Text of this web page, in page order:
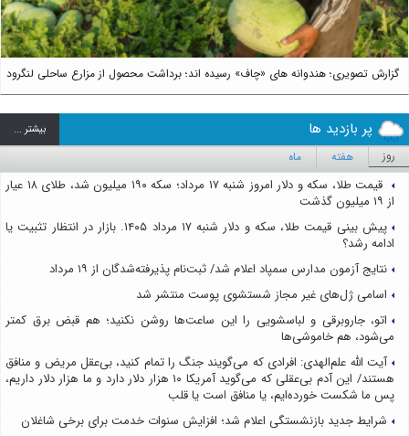
گزارش تصویری؛ هندوانه های «چاف» رسیده اند؛ برداشت محصول از مزارع ساحلی لنگرود
پر بازدید ها بيشتر ...
روز هفته ماه
قیمت طلا، سکه و دلار امروز شنبه ۱۷ مرداد؛ سکه ۱۹۰ میلیون شد، طلای ۱۸ عیار
از ۱۹ میلیون گذشت
پیش بینی قیمت طلا، سکه و دلار شنبه ۱۷ مرداد ۱۴۰۵. بازار در انتظار تثبیت یا
ادامه رشد؟
نتایج آزمون مدارس سمپاد اعلام شد/ ثبت‌نام پذیرفته‌شدگان از ۱۹ مرداد
اسامی ژل‌های غیر مجاز شستشوی پوست منتشر شد
اتو، جاروبرقی و لباسشویی را این ساعت‌ها روشن نکنید؛ هم قبض برق کمتر
می‌شود، هم خاموشی‌ها
آیت الله علم‌الهدی: افرادی که می‌گویند جنگ را تمام کنید، بی‌عقل مریض و منافق
هستند/ این آدم بی‌عقلی که می‌گوید آمریکا ۱۰ هزار دلار دارد و ما هزار دلار داریم،
پس ما شکست خورده‌ایم، یا منافق است یا قلب
شرایط جدید بازنشستگی اعلام شد؛ افزایش سنوات خدمت برای برخی شاغلان